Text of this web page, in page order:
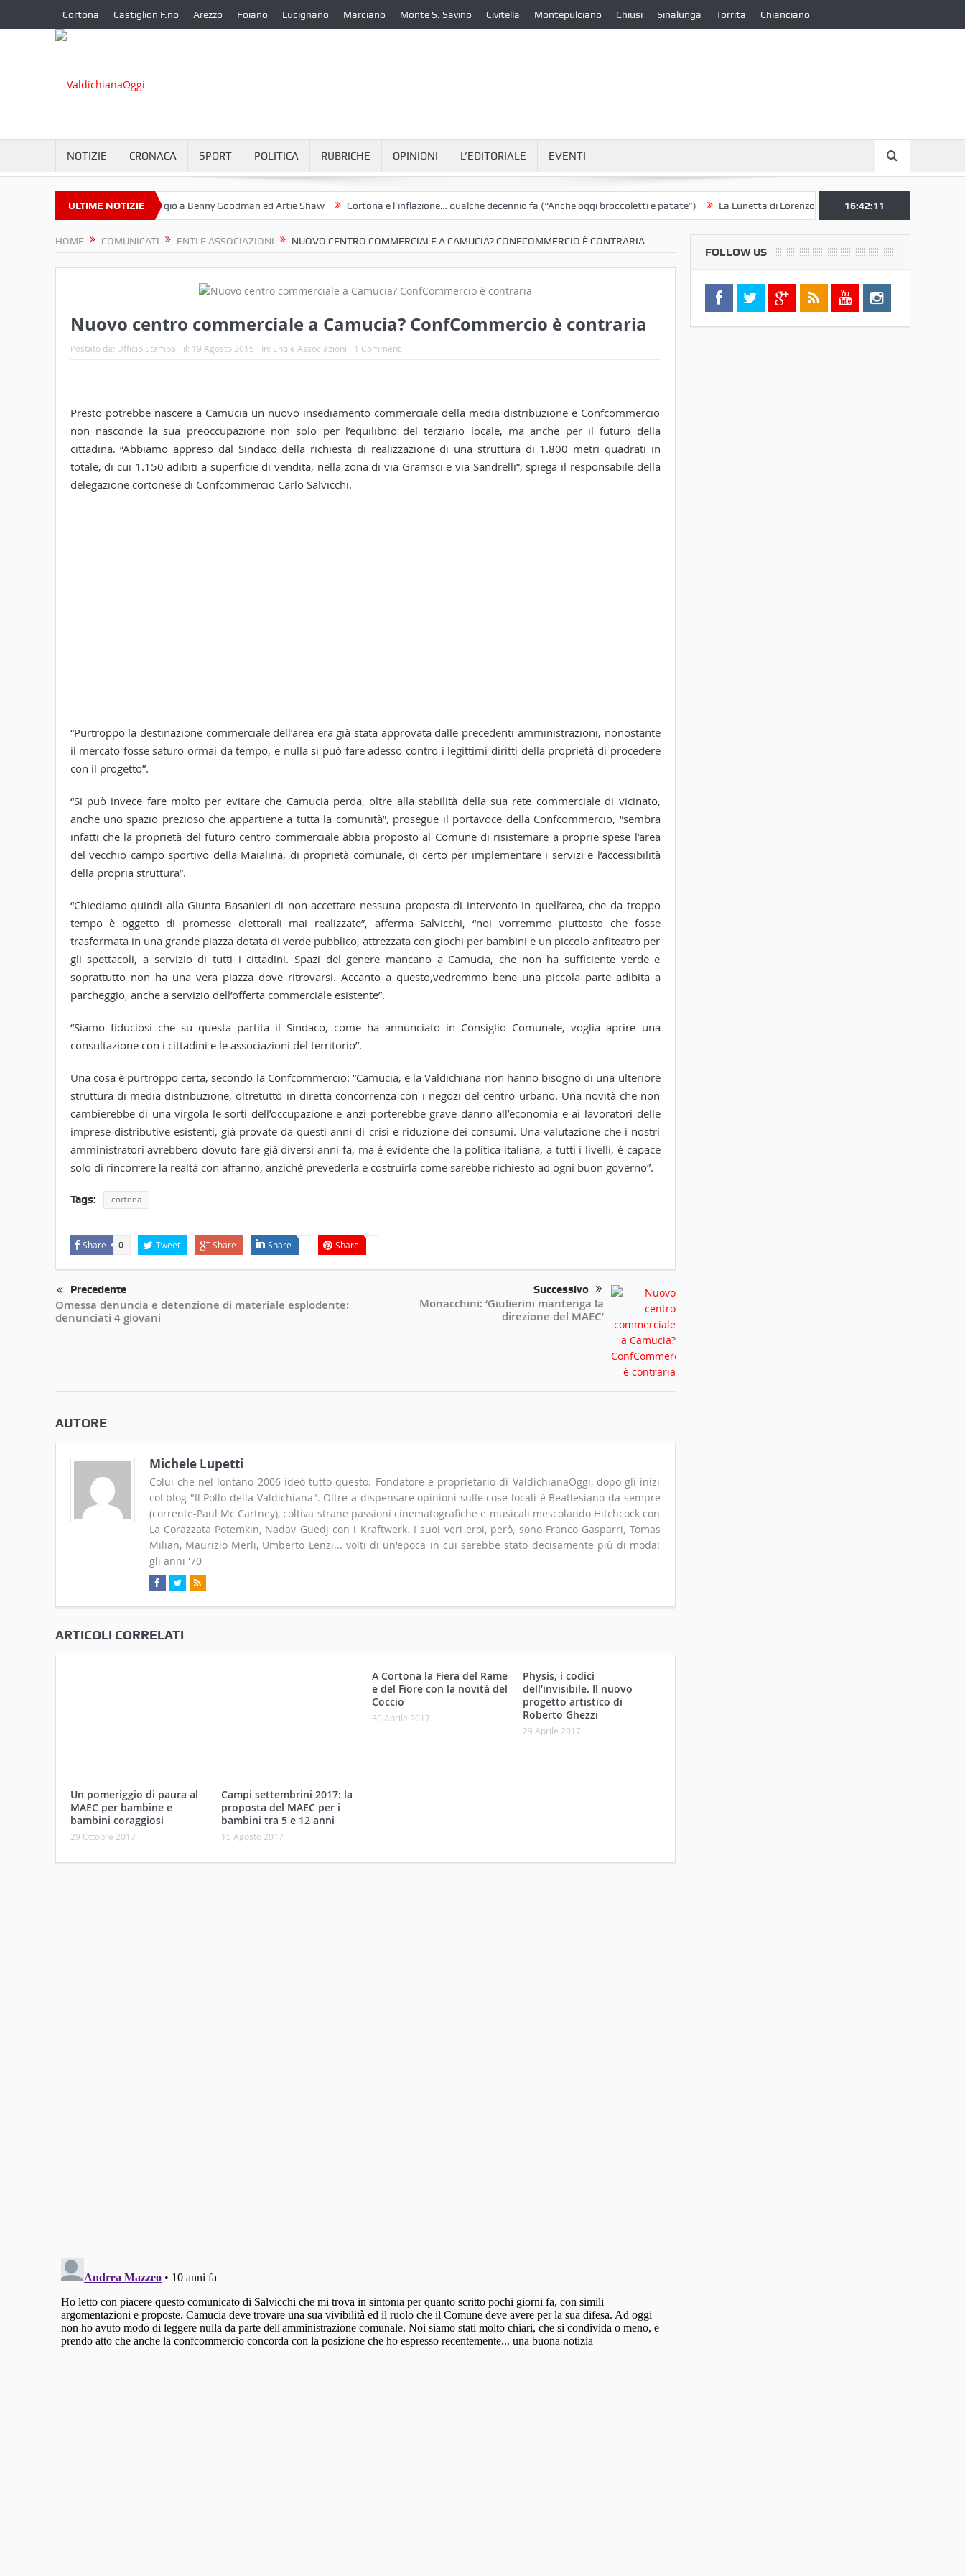
Cortona Castiglion F.no Arezzo Foiano Lucignano Marciano Monte S. Savino Civitella Montepulciano Chiusi Sinalunga Torrita Chianciano
NOTIZIE CRONACA SPORT POLITICA RUBRICHE OPINIONI L’EDITORIALE EVENTI
ULTIME NOTIZIE
a Camucia? Omaggio a Benny Goodman ed Artie Shaw Cortona e l’inflazione… qualche decennio fa (“Anche oggi broccoletti e patate”) La Lunetta di Lorenzo Berrettini lascia il Convento di S. Chiara
16:42:11
HOME COMUNICATI ENTI E ASSOCIAZIONI NUOVO CENTRO COMMERCIALE A CAMUCIA? CONFCOMMERCIO È CONTRARIA
Nuovo centro commerciale a Camucia? ConfCommercio è contraria
Postato da: Ufficio Stampa il: 19 Agosto 2015 In: Enti e Associazioni 1 Comment
Presto potrebbe nascere a Camucia un nuovo insediamento commerciale della media distribuzione e Confcommercio
non nasconde la sua preoccupazione non solo per l’equilibrio del terziario locale, ma anche per il futuro della
cittadina. “Abbiamo appreso dal Sindaco della richiesta di realizzazione di una struttura di 1.800 metri quadrati in
totale, di cui 1.150 adibiti a superficie di vendita, nella zona di via Gramsci e via Sandrelli”, spiega il responsabile della
delegazione cortonese di Confcommercio Carlo Salvicchi.
“Purtroppo la destinazione commerciale dell’area era già stata approvata dalle precedenti amministrazioni, nonostante
il mercato fosse saturo ormai da tempo, e nulla si può fare adesso contro i legittimi diritti della proprietà di procedere
con il progetto”.
“Si può invece fare molto per evitare che Camucia perda, oltre alla stabilità della sua rete commerciale di vicinato,
anche uno spazio prezioso che appartiene a tutta la comunità”, prosegue il portavoce della Confcommercio, “sembra
infatti che la proprietà del futuro centro commerciale abbia proposto al Comune di risistemare a proprie spese l’area
del vecchio campo sportivo della Maialina, di proprietà comunale, di certo per implementare i servizi e l’accessibilità
della propria struttura”.
“Chiediamo quindi alla Giunta Basanieri di non accettare nessuna proposta di intervento in quell’area, che da troppo
tempo è oggetto di promesse elettorali mai realizzate”, afferma Salvicchi, “noi vorremmo piuttosto che fosse
trasformata in una grande piazza dotata di verde pubblico, attrezzata con giochi per bambini e un piccolo anfiteatro per
gli spettacoli, a servizio di tutti i cittadini. Spazi del genere mancano a Camucia, che non ha sufficiente verde e
soprattutto non ha una vera piazza dove ritrovarsi. Accanto a questo,vedremmo bene una piccola parte adibita a
parcheggio, anche a servizio dell’offerta commerciale esistente”.
“Siamo fiduciosi che su questa partita il Sindaco, come ha annunciato in Consiglio Comunale, voglia aprire una
consultazione con i cittadini e le associazioni del territorio”.
Una cosa è purtroppo certa, secondo la Confcommercio: “Camucia, e la Valdichiana non hanno bisogno di una ulteriore
struttura di media distribuzione, oltretutto in diretta concorrenza con i negozi del centro urbano. Una novità che non
cambierebbe di una virgola le sorti dell’occupazione e anzi porterebbe grave danno all’economia e ai lavoratori delle
imprese distributive esistenti, già provate da questi anni di crisi e riduzione dei consumi. Una valutazione che i nostri
amministratori avrebbero dovuto fare già diversi anni fa, ma è evidente che la politica italiana, a tutti i livelli, è capace
solo di rincorrere la realtà con affanno, anziché prevederla e costruirla come sarebbe richiesto ad ogni buon governo”.
Tags: cortona
Share 0 Tweet Share Share Share
Precedente
Omessa denuncia e detenzione di materiale esplodente:
denunciati 4 giovani
Successivo
Monacchini: ‘Giulierini mantenga la
direzione del MAEC’
AUTORE
Michele Lupetti
Colui che nel lontano 2006 ideò tutto questo. Fondatore e proprietario di ValdichianaOggi, dopo gli inizi
col blog "Il Pollo della Valdichiana". Oltre a dispensare opinioni sulle cose locali è Beatlesiano da sempre
(corrente-Paul Mc Cartney), coltiva strane passioni cinematografiche e musicali mescolando Hitchcock con
La Corazzata Potemkin, Nadav Guedj con i Kraftwerk. I suoi veri eroi, però, sono Franco Gasparri, Tomas
Milian, Maurizio Merli, Umberto Lenzi... volti di un'epoca in cui sarebbe stato decisamente più di moda:
gli anni '70
ARTICOLI CORRELATI
Un pomeriggio di paura al
MAEC per bambine e
bambini coraggiosi
29 Ottobre 2017
Campi settembrini 2017: la
proposta del MAEC per i
bambini tra 5 e 12 anni
15 Agosto 2017
A Cortona la Fiera del Rame
e del Fiore con la novità del
Coccio
30 Aprile 2017
Physis, i codici
dell’invisibile. Il nuovo
progetto artistico di
Roberto Ghezzi
29 Aprile 2017
FOLLOW US